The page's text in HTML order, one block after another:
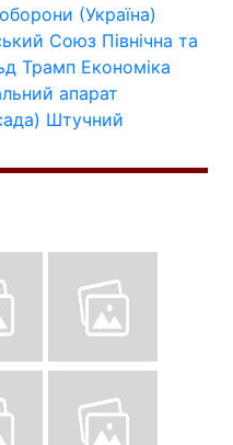
(Україна)
Союз Північна та
Трамп Економіка
апарат
Штучний